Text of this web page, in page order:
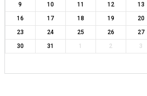
9
10 11 12 13
16
17 18 19 20
23
24 25 26 27
30
31 1 2 3